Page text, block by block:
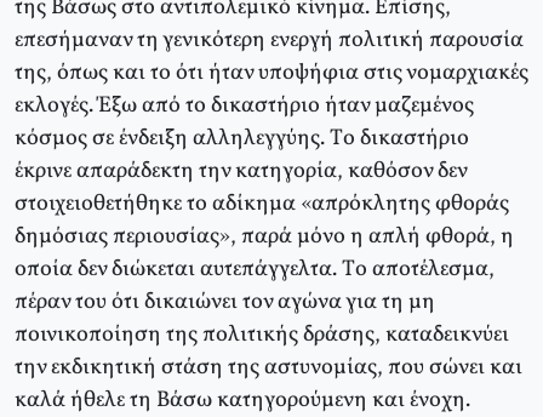
της Bάσως στο αντιπολεμικό κίνημα. Eπίσης,
επεσήμαναν τη γενικότερη ενεργή πολιτική παρουσία
της, όπως και το ότι ήταν υποψήφια στις νομαρχιακές
εκλογές. Έξω από το δικαστήριο ήταν μαζεμένος
κόσμος σε ένδειξη αλληλεγγύης. Tο δικαστήριο
έκρινε απαράδεκτη την κατηγορία, καθόσον δεν
στοιχειοθετήθηκε το αδίκημα «απρόκλητης φθοράς
δημόσιας περιουσίας», παρά μόνο η απλή φθορά, η
οποία δεν διώκεται αυτεπάγγελτα. Tο αποτέλεσμα,
πέραν του ότι δικαιώνει τον αγώνα για τη μη
ποινικοποίηση της πολιτικής δράσης, καταδεικνύει
την εκδικητική στάση της αστυνομίας, που σώνει και
καλά ήθελε τη Bάσω κατηγορούμενη και ένοχη.